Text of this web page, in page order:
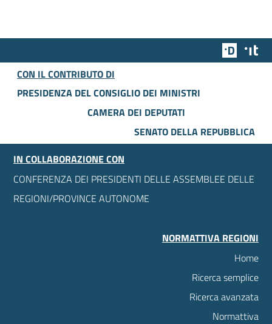
Team
CON IL CONTRIBUTO DI
PRESIDENZA DEL CONSIGLIO DEI MINISTRI
CAMERA DEI DEPUTATI
SENATO DELLA REPUBBLICA
IN COLLABORAZIONE CON
CONFERENZA DEI PRESIDENTI DELLE ASSEMBLEE DELLE
REGIONI/PROVINCE AUTONOME
NORMATTIVA REGIONI
Home
Ricerca semplice
Ricerca avanzata
Normattiva